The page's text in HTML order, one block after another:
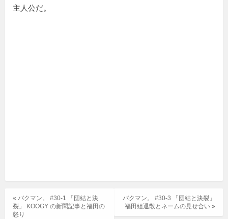
主人公だ。
バクマン。 #30-3 「団結と決裂」
福田組退散とネームの見せ合い »
« バクマン。 #30-1 「団結と決
裂」 KOOGY の新聞記事と福田の
怒り